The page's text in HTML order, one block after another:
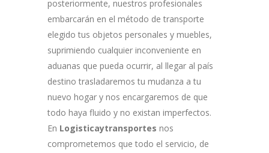
posteriormente, nuestros profesionales
embarcarán en el método de transporte
elegido tus objetos personales y muebles,
suprimiendo cualquier inconveniente en
aduanas que pueda ocurrir, al llegar al país
destino trasladaremos tu mudanza a tu
nuevo hogar y nos encargaremos de que
todo haya fluido y no existan imperfectos.
En Logisticaytransportes nos
comprometemos que todo el servicio, de